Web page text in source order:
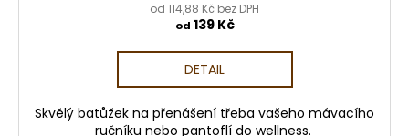
od 114,88 Kč bez DPH
od 139 Kč
DETAIL
Skvělý batůžek na přenášení třeba vašeho mávacího
ručníku nebo pantoflí do wellness.